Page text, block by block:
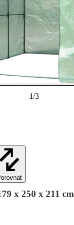
1/3
x 250 x 211 cm